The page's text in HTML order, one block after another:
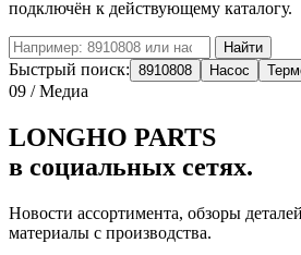
подключён к действующему каталогу.
Найти
Быстрый поиск: 8910808 Насос
09 / Медиа
LONGHO PARTS
в социальных сетях.
Новости ассортимента, обзоры
материалы с производства.